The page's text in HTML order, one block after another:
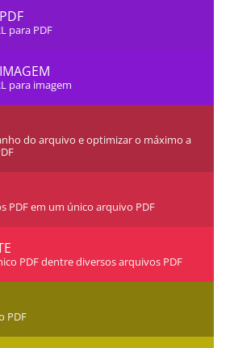
para PDF
para imagem
do arquivo e optimizar o máximo a
PDF em um único arquivo PDF
PDF dentre diversos arquivos PDF
PDF